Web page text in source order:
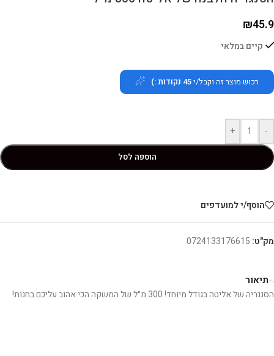
₪45.9
קיים במלאי
רכוש מוצר זה וקבל/י45 נקודות :)
-
+
הוספה לסל
הוסף/י למועדפים
מק"ט: 0724133176615
תיאור
הסנגריה של אליטה בגודל מיוחד! 300 מ״ל של המשקה הכי אהוב עליכם בחנות!